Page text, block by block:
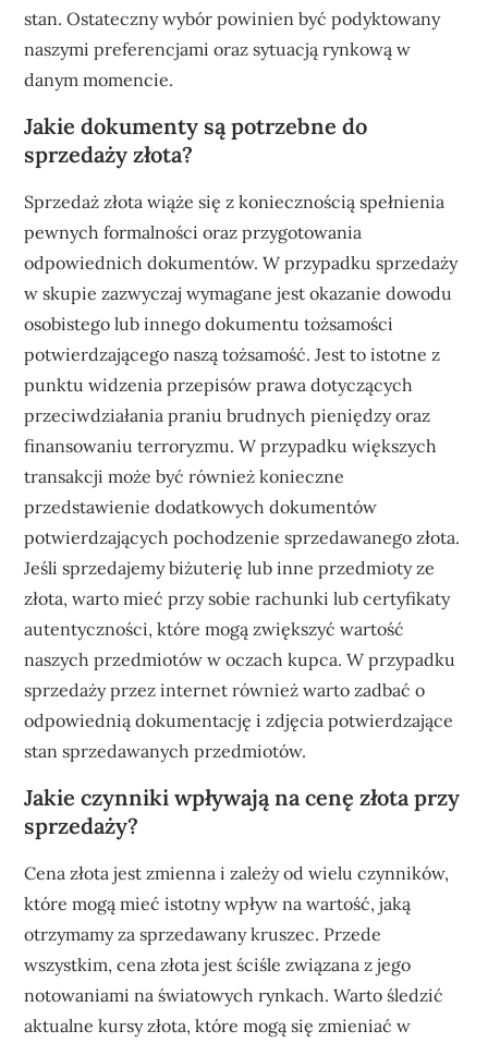
stan. Ostateczny wybór powinien być podyktowany
naszymi preferencjami oraz sytuacją rynkową w
danym momencie.
Jakie dokumenty są potrzebne do
sprzedaży złota?
Sprzedaż złota wiąże się z koniecznością spełnienia
pewnych formalności oraz przygotowania
odpowiednich dokumentów. W przypadku sprzedaży
w skupie zazwyczaj wymagane jest okazanie dowodu
osobistego lub innego dokumentu tożsamości
potwierdzającego naszą tożsamość. Jest to istotne z
punktu widzenia przepisów prawa dotyczących
przeciwdziałania praniu brudnych pieniędzy oraz
finansowaniu terroryzmu. W przypadku większych
transakcji może być również konieczne
przedstawienie dodatkowych dokumentów
potwierdzających pochodzenie sprzedawanego złota.
Jeśli sprzedajemy biżuterię lub inne przedmioty ze
złota, warto mieć przy sobie rachunki lub certyfikaty
autentyczności, które mogą zwiększyć wartość
naszych przedmiotów w oczach kupca. W przypadku
sprzedaży przez internet również warto zadbać o
odpowiednią dokumentację i zdjęcia potwierdzające
stan sprzedawanych przedmiotów.
Jakie czynniki wpływają na cenę złota przy
sprzedaży?
Cena złota jest zmienna i zależy od wielu czynników,
które mogą mieć istotny wpływ na wartość, jaką
otrzymamy za sprzedawany kruszec. Przede
wszystkim, cena złota jest ściśle związana z jego
notowaniami na światowych rynkach. Warto śledzić
aktualne kursy złota, które mogą się zmieniać w